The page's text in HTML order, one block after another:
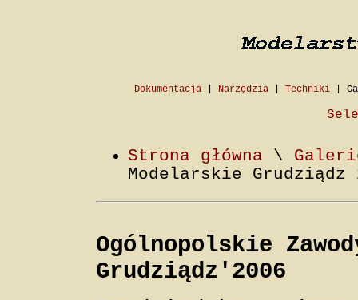
Dokumentacja| Narzędzia| Techniki|
Strona główna \
Modelarskie Grudziądz
Ogólnopolskie
Grudziądz'2006